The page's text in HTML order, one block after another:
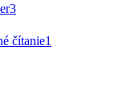
3
čítanie1